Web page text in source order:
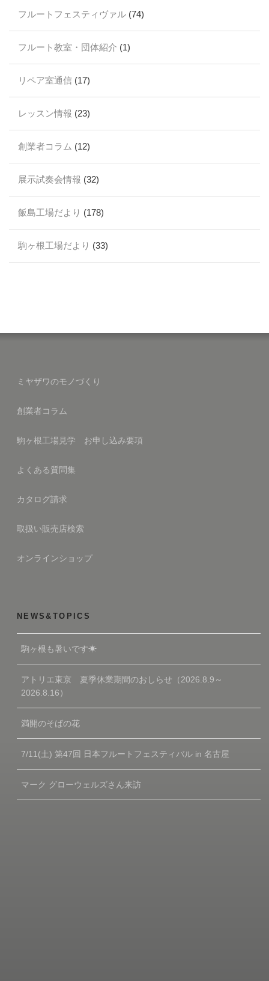
フルートフェスティヴァル (74)
フルート教室・団体紹介 (1)
リペア室通信 (17)
レッスン情報 (23)
創業者コラム (12)
展示試奏会情報 (32)
飯島工場だより (178)
駒ヶ根工場だより (33)
ミヤザワのモノづくり
創業者コラム
駒ヶ根工場見学 お申し込み要項
よくある質問集
カタログ請求
取扱い販売店検索
オンラインショップ
NEWS&TOPICS
駒ヶ根も暑いです☀
アトリエ東京 夏季休業期間のおしらせ（2026.8.9～
2026.8.16）
満開のそばの花
7/11(土) 第47回 日本フルートフェスティバル in 名古屋
マーク グローウェルズさん来訪